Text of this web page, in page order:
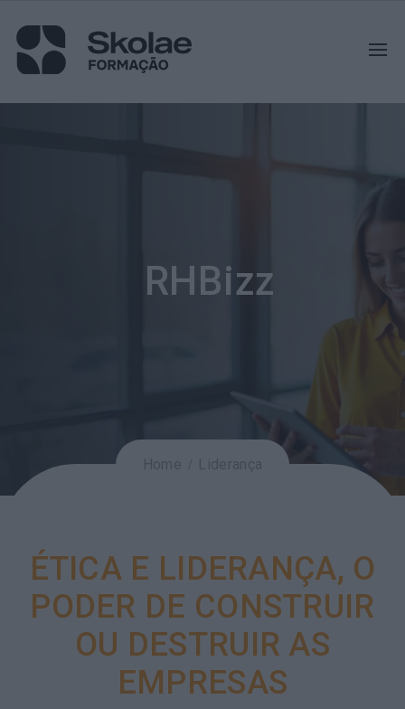
RHBizz
ÉTICA E LIDERANÇA, O
PODER DE CONSTRUIR
OU DESTRUIR AS
EMPRESAS